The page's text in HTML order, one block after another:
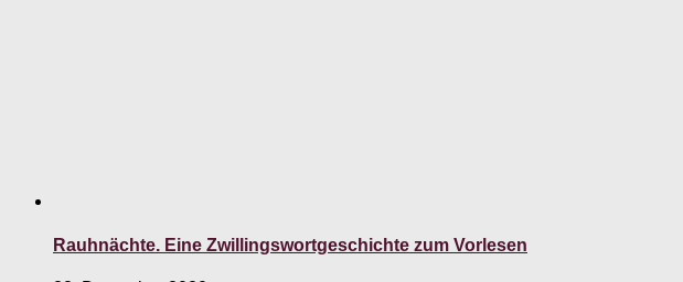
Rauhnächte. Eine Zwillingswortgeschichte zum Vorlesen